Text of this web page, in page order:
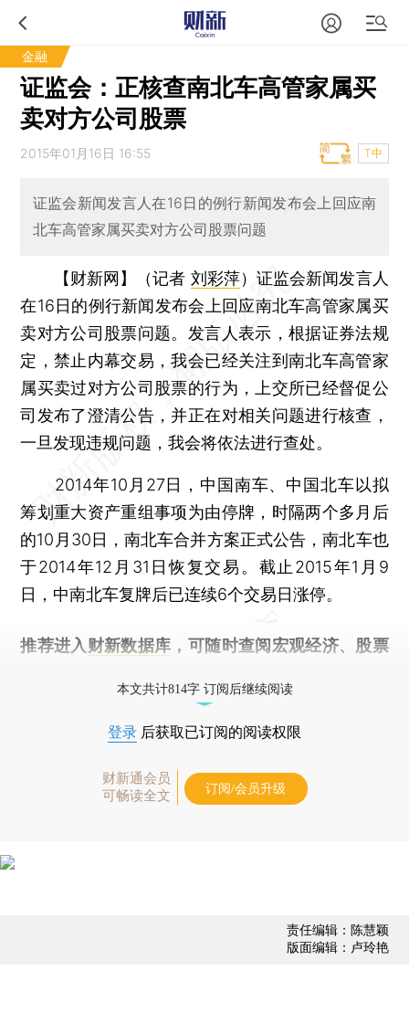
金融
证监会：正核查南北车高管家属买
卖对方公司股票
2015年01月16日 16:55 T中
证监会新闻发言人在16日的例行新闻发布会上回应南
北车高管家属买卖对方公司股票问题
【财新网】（记者 刘彩萍） 证监会新闻发言人
在16日的例行新闻发布会上回应南北车高管家属买
卖对方公司股票问题。发言人表示，根据证券法规
定，禁止内幕交易，我会已经关注到南北车高管家
属买卖过对方公司股票的行为，上交所已经督促公
司发布了澄清公告，并正在对相关问题进行核查，
一旦发现违规问题，我会将依法进行查处。
2014年10月27日，中国南车、中国北车以拟
筹划重大资产重组事项为由停牌，时隔两个多月后
的10月30日，南北车合并方案正式公告，南北车也
于2014年12月31日恢复交易。截止2015年1月9
日，中南北车复牌后已连续6个交易日涨停。
推荐进入 财新数据库 ，可随时查阅宏观经济、股票
本文共计814字 订阅后继续阅读
登录 后获取已订阅的阅读权限
财新通会员
可畅读全文
订阅/会员升级
责任编辑：陈慧颖
版面编辑：卢玲艳